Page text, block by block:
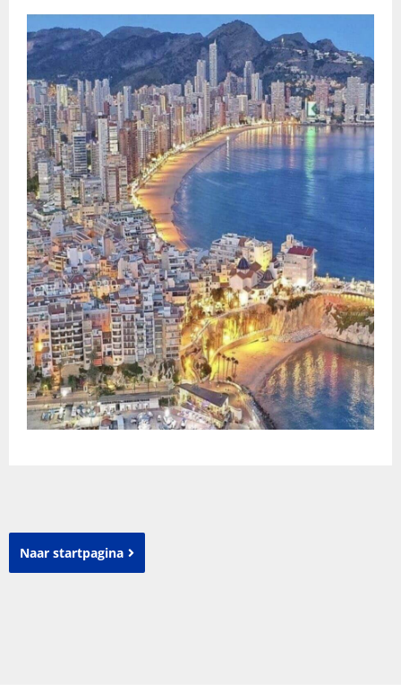
Naar startpagina